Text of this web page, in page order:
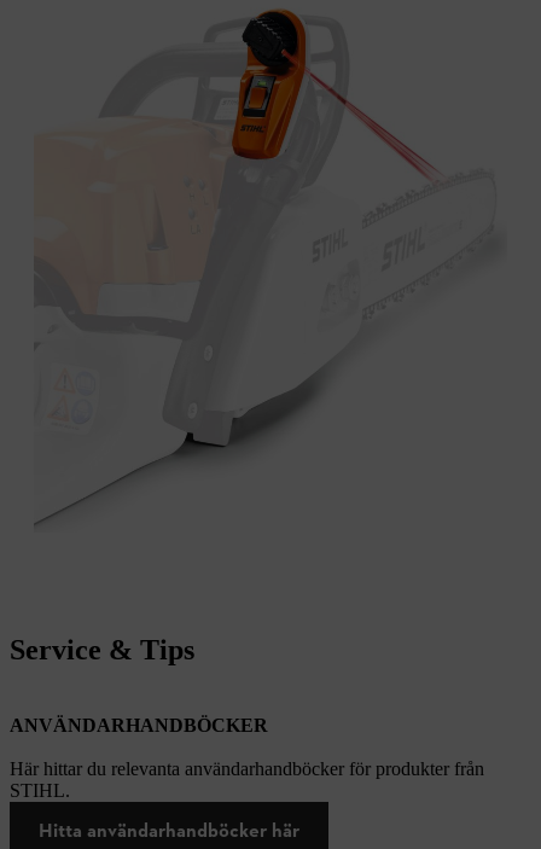
Service & Tips
ANVÄNDARHANDBÖCKER
Här hittar du relevanta användarhandböcker för produkter från
STIHL.
Hitta användarhandböcker här